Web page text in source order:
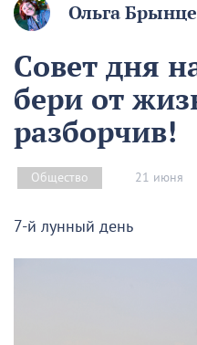
Ольга
Совет дня
бери от
разборчив!
Общество 21 июня
7-й лунный день